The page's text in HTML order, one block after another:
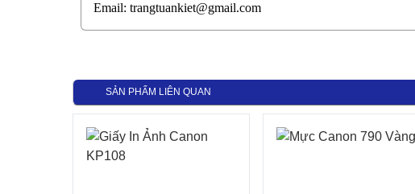
Email: trangtuankiet@gmail.com
SẢN PHẨM LIÊN QUAN